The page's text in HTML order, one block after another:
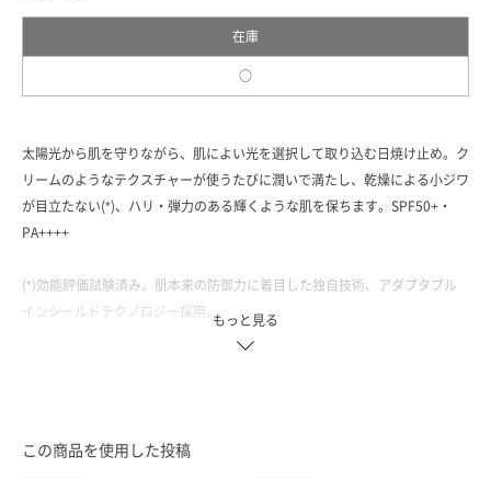
在庫
○
太陽光から肌を守りながら、肌によい光を選択して取り込む日焼け止め。ク
リームのようなテクスチャーが使うたびに潤いで満たし、乾燥による小ジワ
が目立たない(*)、ハリ・弾力のある輝くような肌を保ちます。SPF50+・
PA++++
(*)効能評価試験済み。肌本来の防御力に着目した独自技術、アダプタブル
インシールドテクノロジー採用。もっと見る
この商品を使用した投稿